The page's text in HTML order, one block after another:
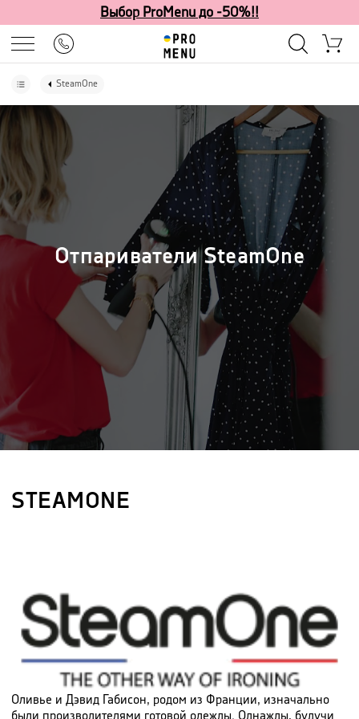
Выбор ProMenu до -50%!!
SteamOne
Отпариватели SteamOne
STEAMONE
Оливье и Дэвид Габисон, родом из Франции, изначально
были производителями готовой одежды. Однажды, будучи